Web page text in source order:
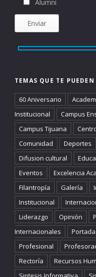
Alumni
TEMAS QUE TE
60 Aniversario
Institucional
Campus
Campus Tijuana
Comunidad
Deportes
Difusion cultural
Eventos
Excelencia
Filantropía
Galería
Institucional
Liderazgo
Opinión
Internacionales
Portada
Profesional
Rectoría
Recursos